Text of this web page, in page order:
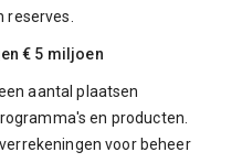
reserves.
€ 5 miljoen
aantal plaatsen
en producten.
voor beheer